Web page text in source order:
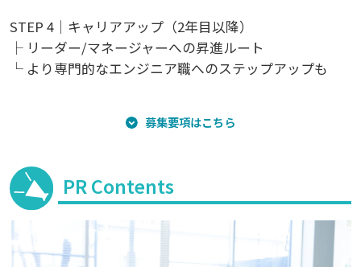
STEP 4｜キャリアアップ（2年目以降）
├ リーダー/マネージャーへの昇進ルート
└ より専門的なエンジニア職へのステップアップも
募集要項はこちら
PR Contents